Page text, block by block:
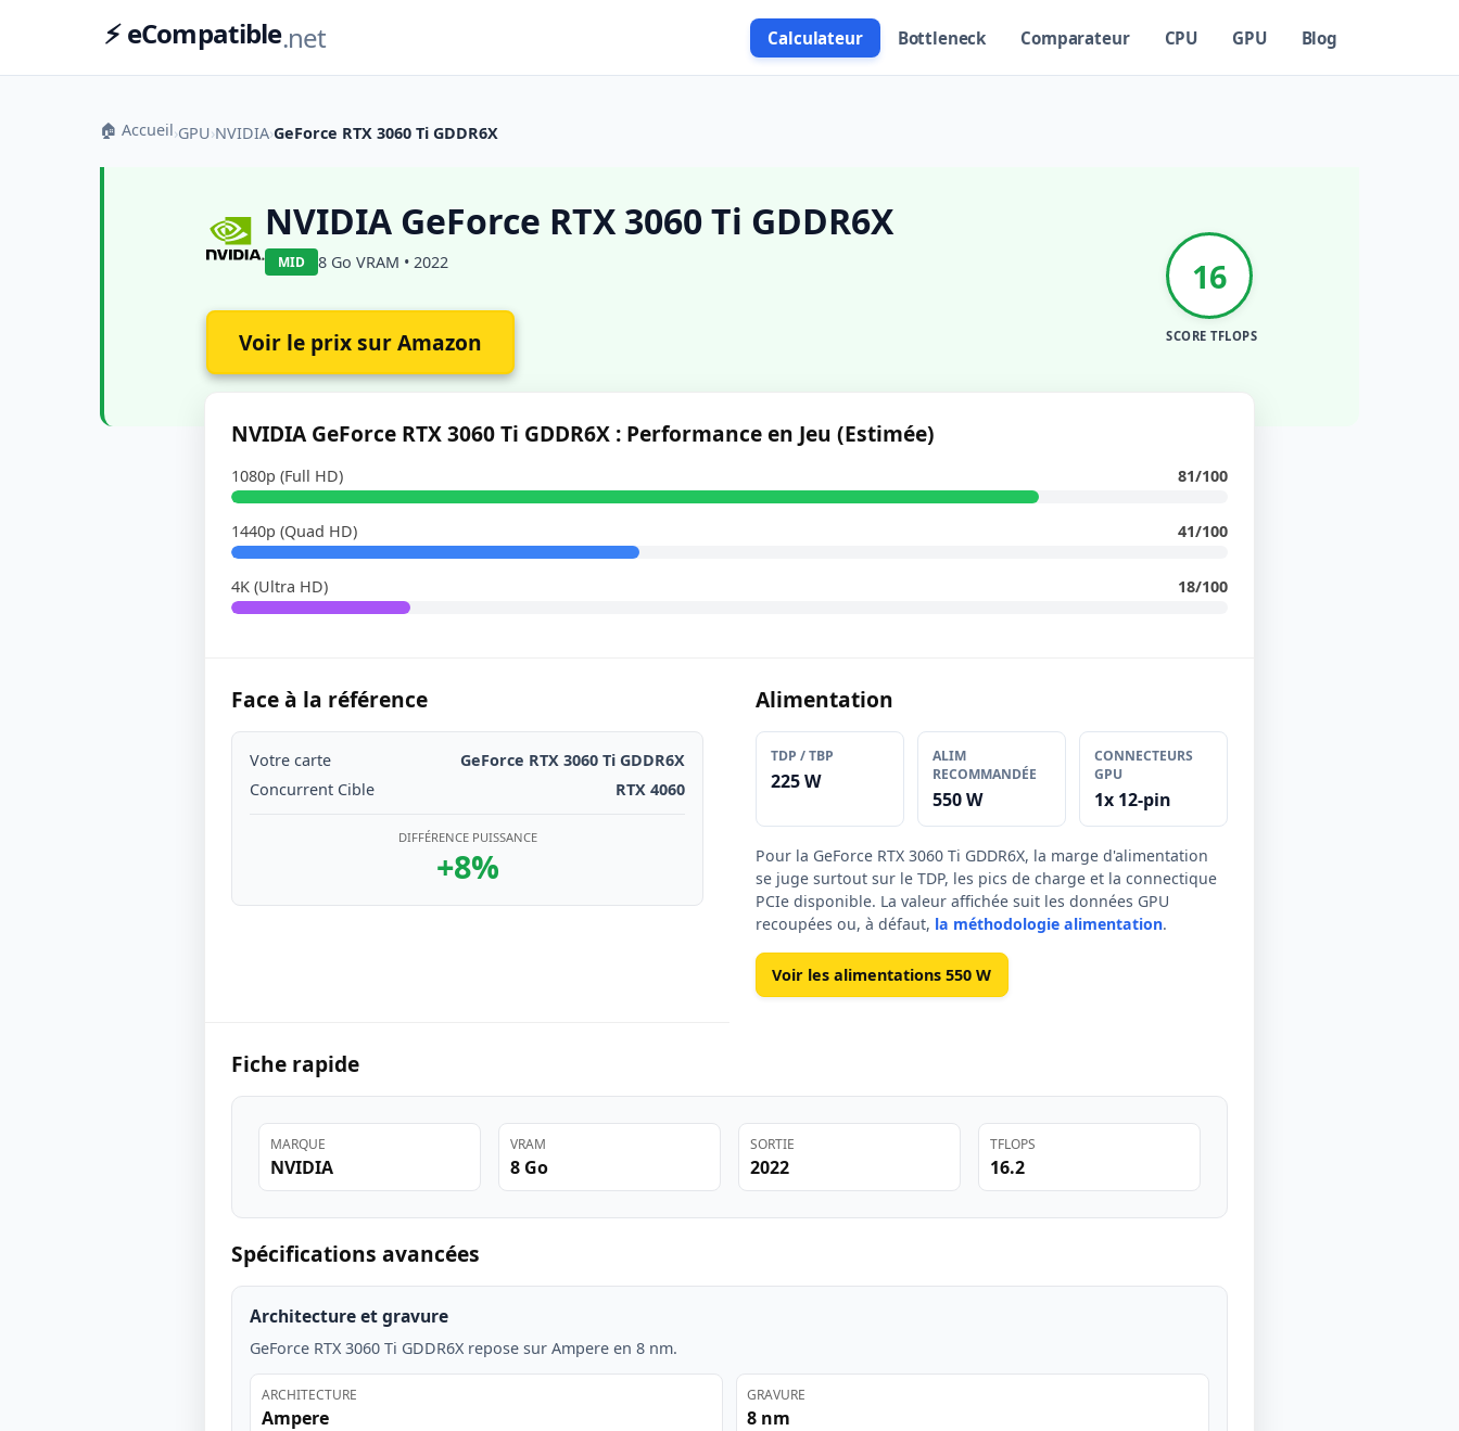
⚡ eCompatible.net Calculateur Bottleneck Comparateur CPU GPU Blog
🏠 Accueil›GPU›NVIDIA›GeForce RTX 3060 Ti GDDR6X
NVIDIA GeForce RTX 3060 Ti GDDR6X
MID 8 Go VRAM • 2022
Voir le prix sur Amazon
16
SCORE TFLOPS
NVIDIA GeForce RTX 3060 Ti GDDR6X : Performance en Jeu (Estimée)
1080p (Full HD) 81/100
1440p (Quad HD) 41/100
4K (Ultra HD) 18/100
Face à la référence
Votre carte
GeForce RTX 3060 Ti GDDR6X
Concurrent Cible
RTX 4060
DIFFÉRENCE PUISSANCE
+8%
Alimentation
TDP / TBP
225 W
ALIM
RECOMMANDÉE
550 W
CONNECTEURS
GPU
1x 12-pin
Pour la GeForce RTX 3060 Ti GDDR6X, la marge d'alimentation
se juge surtout sur le TDP, les pics de charge et la connectique
PCIe disponible. La valeur affichée suit les données GPU
recoupées ou, à défaut, la méthodologie alimentation.
Voir les alimentations 550 W
Fiche rapide
MARQUE
NVIDIA
VRAM
8 Go
SORTIE
2022
TFLOPS
16.2
Spécifications avancées
Architecture et gravure
GeForce RTX 3060 Ti GDDR6X repose sur Ampere en 8 nm.
ARCHITECTURE
Ampere
GRAVURE
8 nm